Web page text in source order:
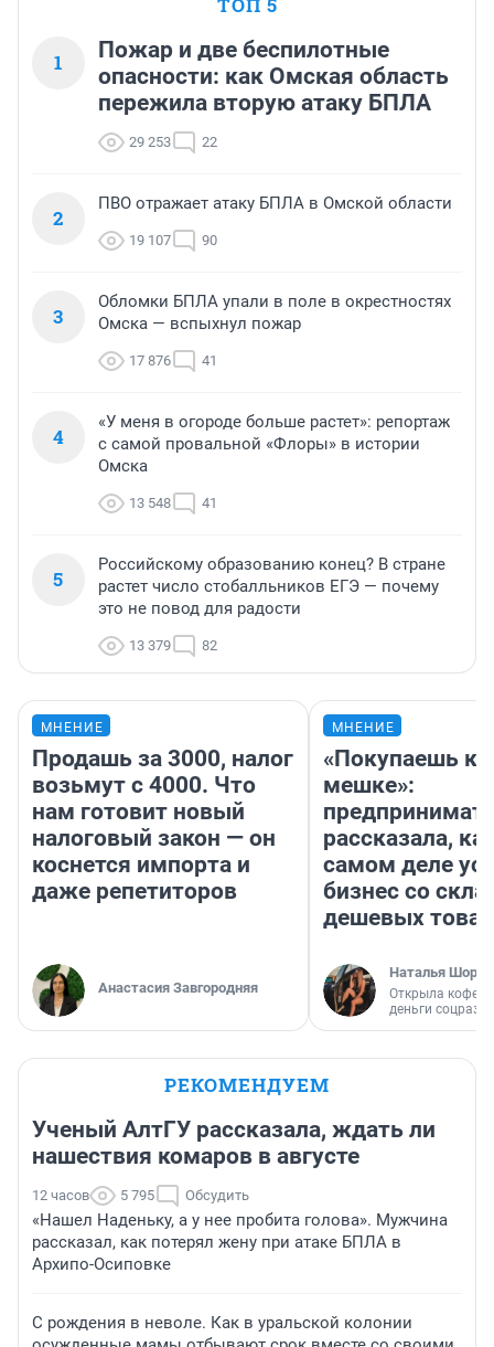
1
Пожар и две беспилотные
опасности: как Омская область
пережила вторую атаку БПЛА
29 253 22
2
ПВО отражает атаку БПЛА в Омской области
19 107 90
3
Обломки БПЛА упали в поле в окрестностях
Омска — вспыхнул пожар
17 876 41
4
«У меня в огороде больше растет»: репортаж
с самой провальной «Флоры» в истории
Омска
13 548 41
5
Российскому образованию конец? В стране
растет число стобалльников ЕГЭ — почему
это не повод для радости
13 379 82
МНЕНИЕ
Продашь за 3000, налог
возьмут с 4000. Что
нам готовит новый
налоговый закон — он
коснется импорта и
даже репетиторов
Анастасия Завгородняя
МНЕНИЕ
«Покупаешь
мешке»:
рассказала,
самом деле
бизнес со
дешевых
Наталья
Открыла
деньги
РЕКОМЕНДУЕМ
Ученый АлтГУ рассказала, ждать ли
нашествия комаров в августе
12 часов 5 795 Обсудить
«Нашел Наденьку, а у нее пробита голова». Мужчина
рассказал, как потерял жену при атаке БПЛА в
Архипо-Осиповке
С рождения в неволе. Как в уральской колонии